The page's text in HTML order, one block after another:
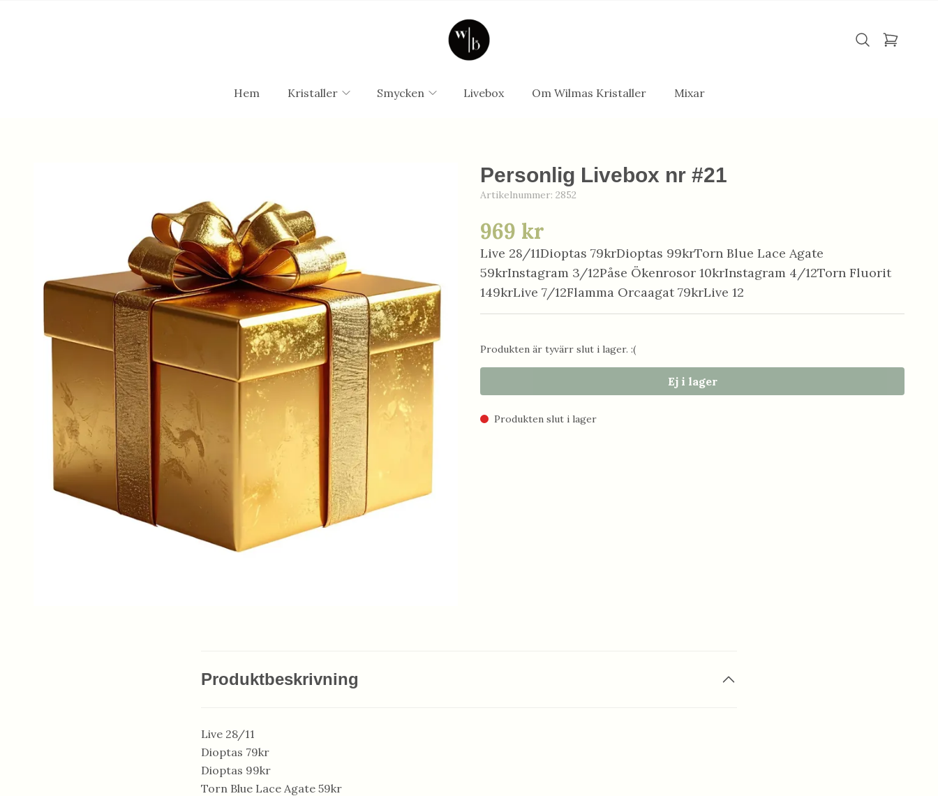
Hem Kristaller Smycken Livebox Om Wilmas Kristaller Mixar
Personlig Livebox nr #21
Artikelnummer: 2852
969 kr
Live 28/11Dioptas 79krDioptas 99krTorn Blue Lace Agate
59krInstagram 3/12Påse Ökenrosor 10krInstagram 4/12Torn Fluorit
149krLive 7/12Flamma Orcaagat 79krLive 12
Produkten är tyvärr slut i lager. :(
Ej i lager
Produkten slut i lager
Produktbeskrivning
Live 28/11
Dioptas 79kr
Dioptas 99kr
Torn Blue Lace Agate 59kr